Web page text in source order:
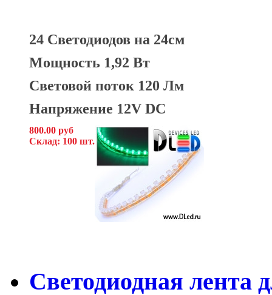
24 Светодиодов на 24см
Мощность 1,92 Вт
Световой поток 120 Лм
Напряжение 12V DC
800.00 руб
Склад: 100 шт.
Светодиодная лента